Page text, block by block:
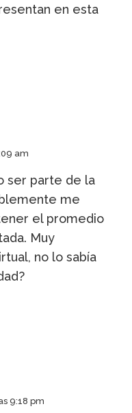
en esta
am
ser parte de la
me
el promedio
Muy
no lo sabía
9:18 pm